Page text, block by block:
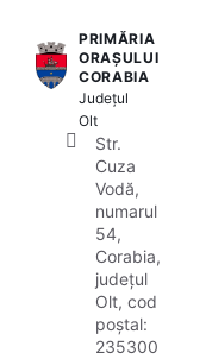
PRIMĂRIA
ORAȘULUI
CORABIA
Județul
Olt
Str.
Cuza
Vodă,
numarul
54,
Corabia,
județul
Olt, cod
poștal:
235300